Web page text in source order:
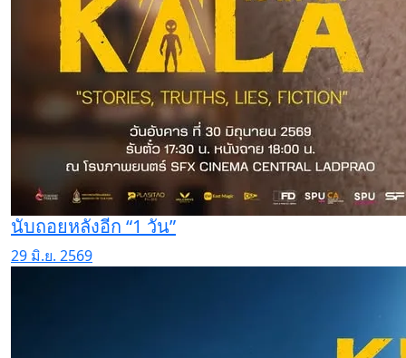
นับถอยหลังอีก “1 วัน”
29 มิ.ย. 2569